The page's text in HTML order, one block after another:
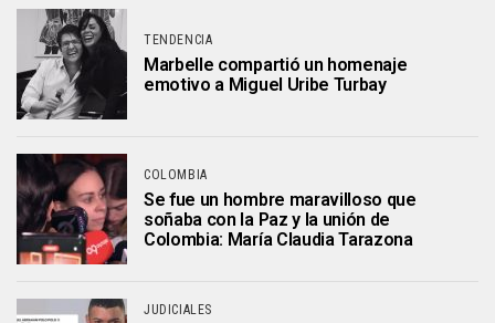
TENDENCIA
Marbelle compartió un homenaje
emotivo a Miguel Uribe Turbay
COLOMBIA
Se fue un hombre maravilloso que
soñaba con la Paz y la unión de
Colombia: María Claudia Tarazona
JUDICIALES